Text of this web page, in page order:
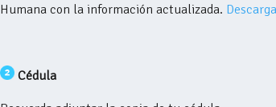
Humana con la información actualizada.
Cédula